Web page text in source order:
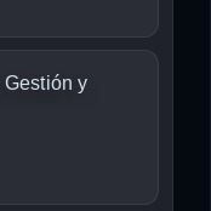
Gestión y